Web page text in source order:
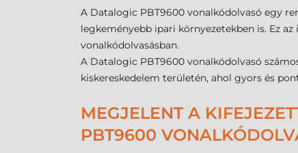
A Datalogic PBT9600 vonalkódolvasó egy
legkeményebb ipari környezetekben is. Ez
vonalkódolvasásban.
A Datalogic PBT9600 vonalkódolvasó
kiskereskedelem területén, ahol gyors és
MEGJELENT A
PBT9600